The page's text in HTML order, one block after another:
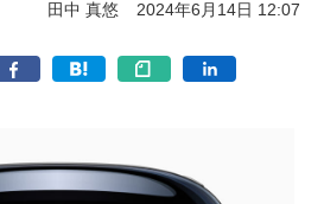
田中 真悠 2024年6月14日 12:07